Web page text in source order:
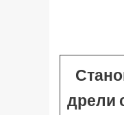
дрели